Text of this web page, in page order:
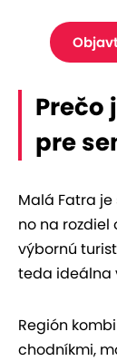
Prečo
pre
Malá Fatra
no na rozdiel
výbornú
teda ideálna
Región
chodníkmi,